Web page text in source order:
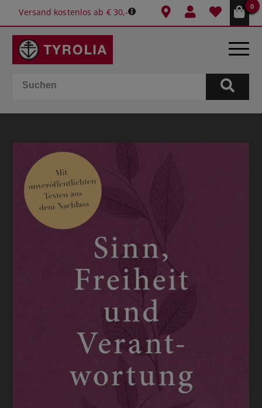
Versand kostenlos ab € 30,-
0
BÜCHER
SPIELE
KALENDER
GESCHENKIDEEN